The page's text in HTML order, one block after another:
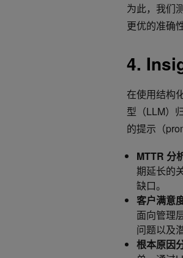
为此，我们
更优的准确性
4.
在使用结构
型（LLM）
的提示（
MTTR 分
期延长的
缺口。
客户满意
面向管理
问题以及
根本原因